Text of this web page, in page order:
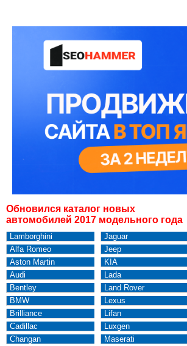
Обновился каталог новых
автомобилей 2017 модельного года
Lamborghini
Alfa Romeo
Aston Martin
Audi
Bentley
BMW
Brilliance
Cadillac
Changan
Jaguar
Jeep
KIA
Lada
Land Rover
Lexus
Lifan
Luxgen
Maserati